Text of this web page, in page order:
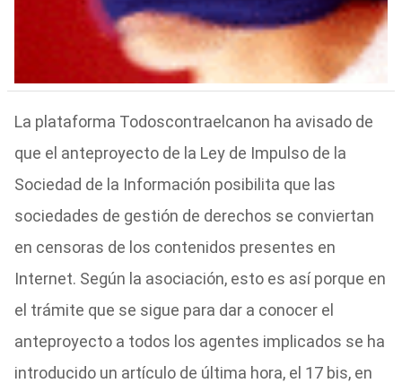
La plataforma Todoscontraelcanon ha avisado de
que el anteproyecto de la Ley de Impulso de la
Sociedad de la Información posibilita que las
sociedades de gestión de derechos se conviertan
en censoras de los contenidos presentes en
Internet. Según la asociación, esto es así porque en
el trámite que se sigue para dar a conocer el
anteproyecto a todos los agentes implicados se ha
introducido un artículo de última hora, el 17 bis, en